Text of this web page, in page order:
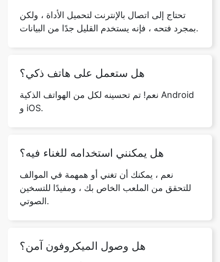
تحتاج إلى اتصال بالإنترنت لتحميل الأداة ، ولكن
بمجرد فتحه ، فإنه يستخدم القليل جدًا من البيانات.
هل ستعمل على هاتف ذكي؟
نعم! تم تحسينه لكل من الهواتف الذكية Android
و iOS.
هل يمكنني استخدامه للغناء فيه؟
نعم ، يمكنك أن تغني أو همهمة في الموالف
للتحقق من الملعب الخاص بك ، ومفيدًا للتسخين
الصوتي.
هل وصول الميكروفون آمن؟